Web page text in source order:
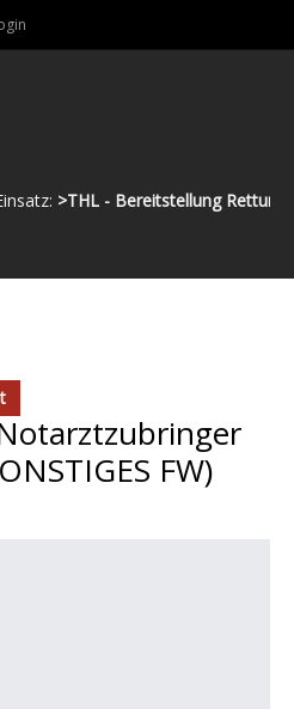
>THL - Bereitstellung
FW)